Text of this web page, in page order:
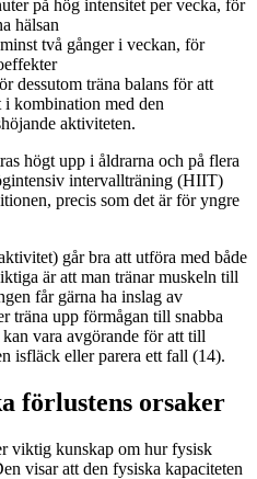
på hög intensitet per vecka, för
hälsan
två gånger i veckan, för
dessutom träna balans för att
kombination med den
aktiviteten.
högt upp i åldrarna och på flera
intervallträning (HIIT)
precis som det är för yngre
går bra att utföra med både
är att man tränar muskeln till
får gärna ha inslag av
träna upp förmågan till snabba
vara avgörande för att till
isfläck eller parera ett fall (14).
förlustens orsaker
viktig kunskap om hur fysisk
visar att den fysiska kapaciteten